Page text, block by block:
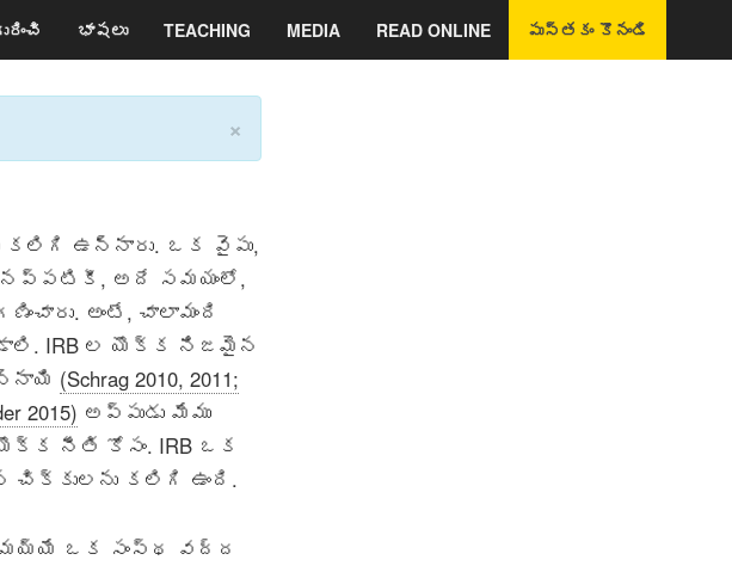
భాషలు TEACHING MEDIA READ ONLINE పుస్తకం కొనండి
×
ఉన్నారు. ఒక వైపు,
అదే సమయంలో,
అంటే, చాలామంది
IRB ల యొక్క నిజమైన
(Schrag 2010, 2011;
2015) అప్పుడు మేము
నీతి కోసం. IRB ఒక
కలిగి ఉంది.
ఒక సంస్థ వద్ద